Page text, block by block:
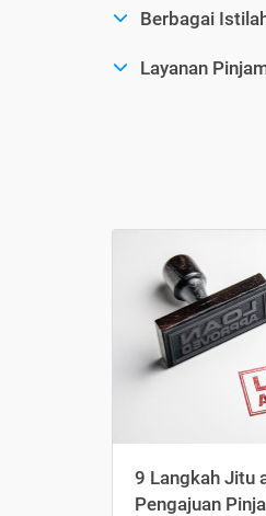
Berbagai
Layanan
9 Langkah Jitu
Pengajuan